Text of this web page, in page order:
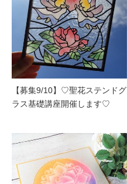
【募集9/10】♡聖花ステンドグ
ラス基礎講座開催します♡